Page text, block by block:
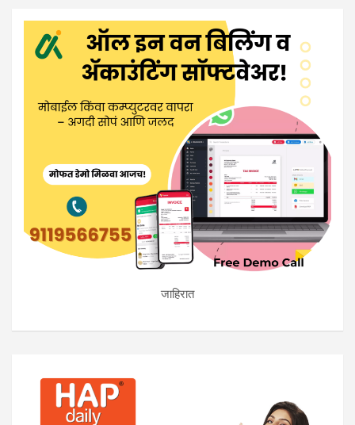
जाहिरात